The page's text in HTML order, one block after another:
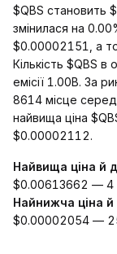
$QBS становить
змінилася на
$0.00002151, а
Кількість $QBS в
емісії 1.00B. За
8614 місце серед
найвища ціна
$0.00002112.
Найвища ціна й
$0.00613662 — 4
Найнижча ціна й
$0.00002054 —